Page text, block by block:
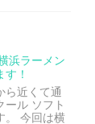
浜ラーメン
！
ら近くて通
ール ソフト
。 今回は横